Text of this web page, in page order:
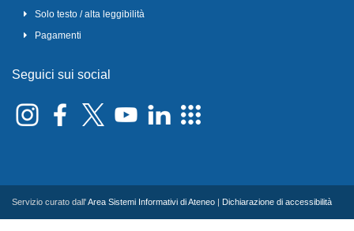
Solo testo / alta leggibilità
Pagamenti
Seguici sui social
Servizio curato dall'Area Sistemi Informativi di Ateneo Dichiarazione di accessibilità